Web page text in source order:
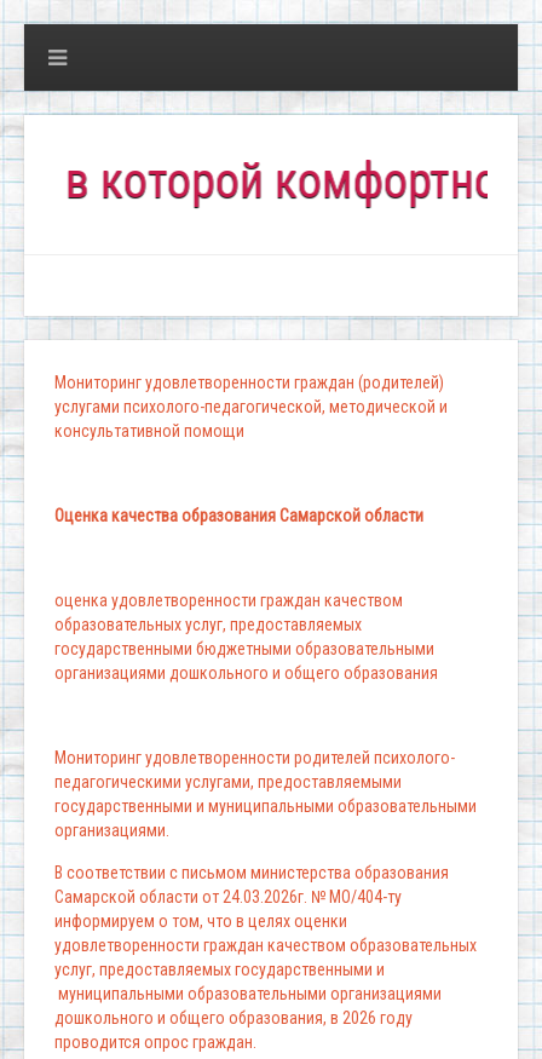
комфортно всем!"
Мониторинг удовлетворенности граждан (родителей)
услугами психолого-педагогической, методической и
консультативной помощи
Оценка качества образования Самарской области
оценка удовлетворенности граждан качеством
образовательных услуг, предоставляемых
государственными бюджетными образовательными
организациями дошкольного и общего образования
Мониторинг удовлетворенности родителей психолого-
педагогическими услугами, предоставляемыми
государственными и муниципальными образовательными
организациями.
В соответствии с письмом министерства образования
Самарской области от 24.03.2026г. № МО/404-ту
информируем о том, что в целях оценки
удовлетворенности граждан качеством образовательных
услуг, предоставляемых государственными и
муниципальными образовательными организациями
дошкольного и общего образования, в 2026 году
проводится опрос граждан.